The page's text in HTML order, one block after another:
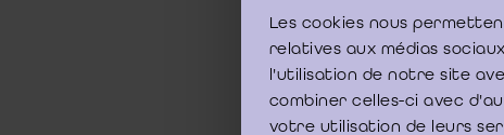
Les cookies nous
relatives aux médias
l'utilisation de notre site
combiner celles-ci avec
votre utilisation de leurs
24 mei
La